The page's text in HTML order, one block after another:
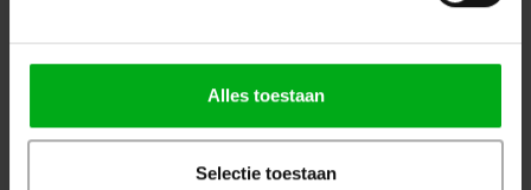
Alles toestaan
Selectie toestaan
LEE Filter | rol of vel NR.764 | Sun Colour Straw
LEE Filters |L764VEL
7-14 werkdagen
Lee | vel NR.764 | Maat: 0,53m x 1,22m